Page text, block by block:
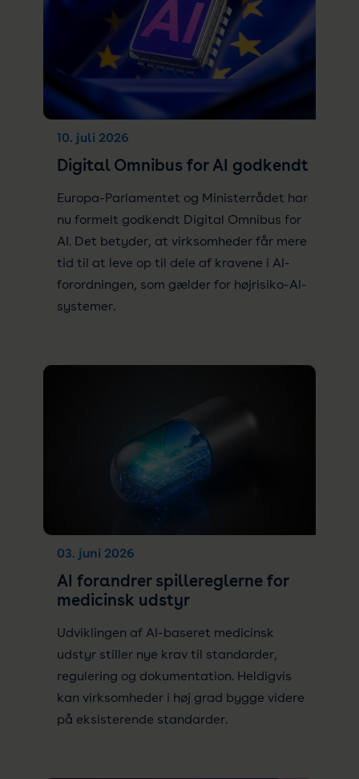
10. juli 2026
Digital Omnibus for AI godkendt
Europa-Parlamentet og Ministerrådet har
nu formelt godkendt Digital Omnibus for
AI. Det betyder, at virksomheder får mere
tid til at leve op til dele af kravene i AI-
forordningen, som gælder for højrisiko-AI-
systemer.
03. juni 2026
AI forandrer spillereglerne for
medicinsk udstyr
Udviklingen af AI-baseret medicinsk
udstyr stiller nye krav til standarder,
regulering og dokumentation. Heldigvis
kan virksomheder i høj grad bygge videre
på eksisterende standarder.